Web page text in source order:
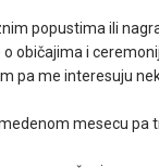
popustima ili
običajima i
pa me interesuju
mesecu pa